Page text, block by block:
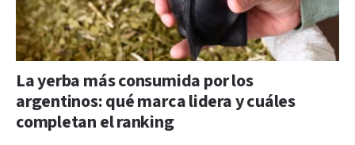
La yerba más consumida por los
argentinos: qué marca lidera y cuáles
completan el ranking